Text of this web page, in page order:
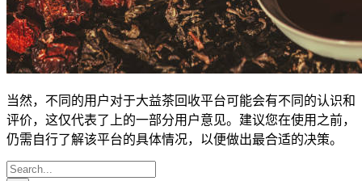
当然，不同的用户对于大益茶回收平台可能会有不同的认识和
评价，这仅代表了上的一部分用户意见。建议您在使用之前，
仍需自行了解该平台的具体情况，以便做出最合适的决策。